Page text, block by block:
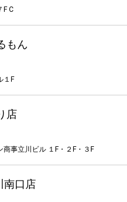
F C
もん
１F
店
事立川ビル １F・２F・３F
南口店